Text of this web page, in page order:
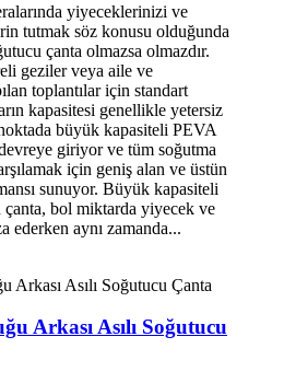
yiyeceklerinizi ve
tutmak söz konusu olduğunda
çanta olmazsa olmazdır.
geziler veya aile ve
toplantılar için standart
kapasitesi genellikle yetersiz
büyük kapasiteli PEVA
giriyor ve tüm soğutma
için geniş alan ve üstün
sunuyor. Büyük kapasiteli
bol miktarda yiyecek ve
ederken aynı zamanda...
Arkası Asılı Soğutucu